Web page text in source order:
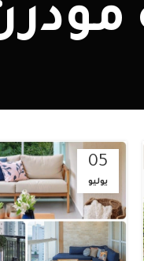
05
يوليو